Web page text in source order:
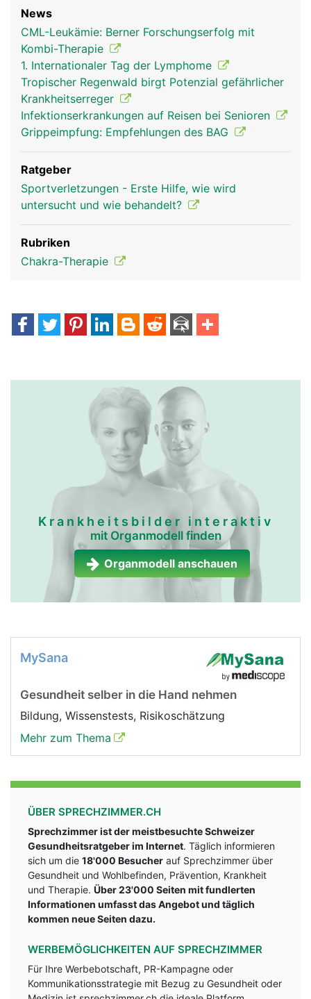
News
CML-Leukämie: Berner Forschungserfolg mit
Kombi-Therapie
1. Internationaler Tag der Lymphome
Tropischer Regenwald birgt Potenzial gefährlicher
Krankheitserreger
Infektionserkrankungen auf Reisen bei Senioren
Grippeimpfung: Empfehlungen des BAG
Ratgeber
Sportverletzungen - Erste Hilfe, wie wird
untersucht und wie behandelt?
Rubriken
Chakra-Therapie
Krankheitsbilder interaktiv
mit Organmodell finden
Organmodell anschauen
MySana
Gesundheit selber in die Hand nehmen
Bildung, Wissenstests, Risikoschätzung
Mehr zum Thema
ÜBER SPRECHZIMMER.CH
Sprechzimmer ist der meistbesuchte Schweizer
Gesundheitsratgeber im Internet. Täglich informieren
sich um die 18'000 Besucher auf Sprechzimmer über
Gesundheit und Wohlbefinden, Prävention, Krankheit
und Therapie. Über 23'000 Seiten mit fundlerten
Informationen umfasst das Angebot und täglich
kommen neue Seiten dazu.
WERBEMÖGLICHKEITEN AUF SPRECHZIMMER
Für Ihre Werbebotschaft, PR-Kampagne oder
Kommunikationsstrategie mit Bezug zu Gesundheit oder